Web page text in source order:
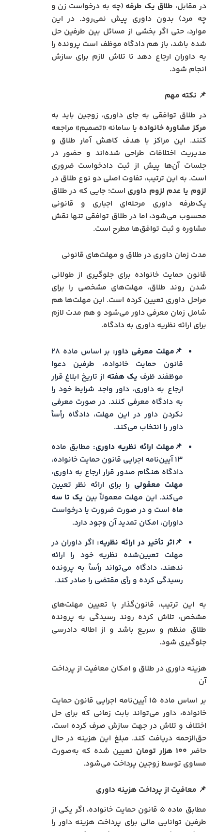
در مقابل، طلاق یک‌ طرفه (چه به درخواست زن و
چه مرد) بدون داوری پیش نمی‌رود. در این
موارد، حتی اگر بخشی از مسائل بین طرفین حل
شده باشد، باز هم دادگاه موظف است پرونده را
به داوران ارجاع دهد تا تلاش لازم برای سازش
انجام شود.
📌 نکته مهم
در طلاق توافقی به جای داوری، زوجین باید به
مرکز مشاوره خانواده یا سامانه «تصمیم» مراجعه
کنند. این مراکز با هدف کاهش آمار طلاق و
مدیریت اختلافات طراحی شده‌اند و حضور در
جلسات آن‌ها پیش از ثبت دادخواست ضروری
است. به این ترتیب، تفاوت اصلی دو نوع طلاق در
لزوم یا عدم لزوم داوری است؛ جایی که در طلاق
یک‌طرفه داوری مرحله‌ای اجباری و قانونی
محسوب می‌شود، اما در طلاق توافقی تنها نقش
مشاوره و ثبت توافق‌ها مطرح است.
مدت زمان داوری در طلاق و مهلت‌های قانونی
قانون حمایت خانواده برای جلوگیری از طولانی
شدن روند طلاق، مهلت‌های مشخصی را برای
مراحل داوری تعیین کرده است. این مهلت‌ها هم
شامل زمان معرفی داور می‌شود و هم مدت لازم
برای ارائه نظریه داوری به دادگاه.
📌مهلت معرفی داور:
بر اساس ماده ۲۸
قانون حمایت خانواده، طرفین دعوا
موظفند ظرف یک هفته از تاریخ ابلاغ قرار
ارجاع به داوری، داور واجد شرایط خود را
به دادگاه معرفی کنند. در صورت معرفی
نکردن داور در این مهلت، دادگاه رأساً
داور را انتخاب می‌کند.
📌مهلت ارائه نظریه داوری: مطابق ماده
۱۳ آیین‌نامه اجرایی قانون حمایت خانواده،
دادگاه هنگام صدور قرار ارجاع به داوری،
مهلت معقولی را برای ارائه نظر تعیین
می‌کند. این مهلت معمولاً بین یک تا سه
ماه است و در صورت ضرورت یا درخواست
داوران، امکان تمدید آن وجود دارد.
📌اثر تأخیر در ارائه نظریه: اگر داوران در
مهلت تعیین‌شده نظریه خود را ارائه
ندهند، دادگاه می‌تواند رأساً به پرونده
رسیدگی کرده و رأی مقتضی را صادر کند.
به این ترتیب، قانون‌گذار با تعیین مهلت‌های
مشخص، تلاش کرده روند رسیدگی به پرونده
طلاق منظم و سریع باشد و از اطاله دادرسی
جلوگیری شود.
هزینه داوری در طلاق و امکان معافیت از پرداخت
آن
بر اساس ماده ۱۵ آیین‌نامه اجرایی قانون حمایت
خانواده، داور می‌تواند بابت زمانی که برای حل
اختلاف و تلاش در جهت سازش صرف کرده است،
حق‌الزحمه دریافت کند. مبلغ این هزینه در حال
حاضر ۱۰۰ هزار تومان
تعیین شده که به‌صورت
مساوی توسط زوجین پرداخت می‌شود.
📌 معافیت از پرداخت هزینه داوری
مطابق ماده ۵ قانون حمایت خانواده، اگر یکی از
طرفین توانایی مالی برای پرداخت هزینه داور را